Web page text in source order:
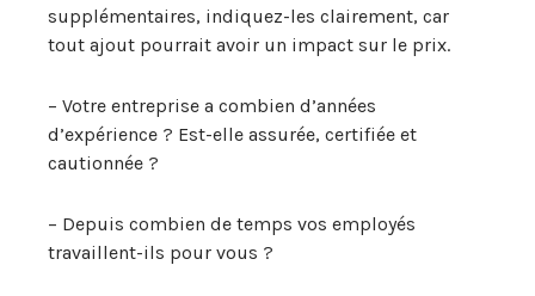
supplémentaires, indiquez-les clairement, car
tout ajout pourrait avoir un impact sur le prix.
– Votre entreprise a combien d’années
d’expérience ? Est-elle assurée, certifiée et
cautionnée ?
– Depuis combien de temps vos employés
travaillent-ils pour vous ?